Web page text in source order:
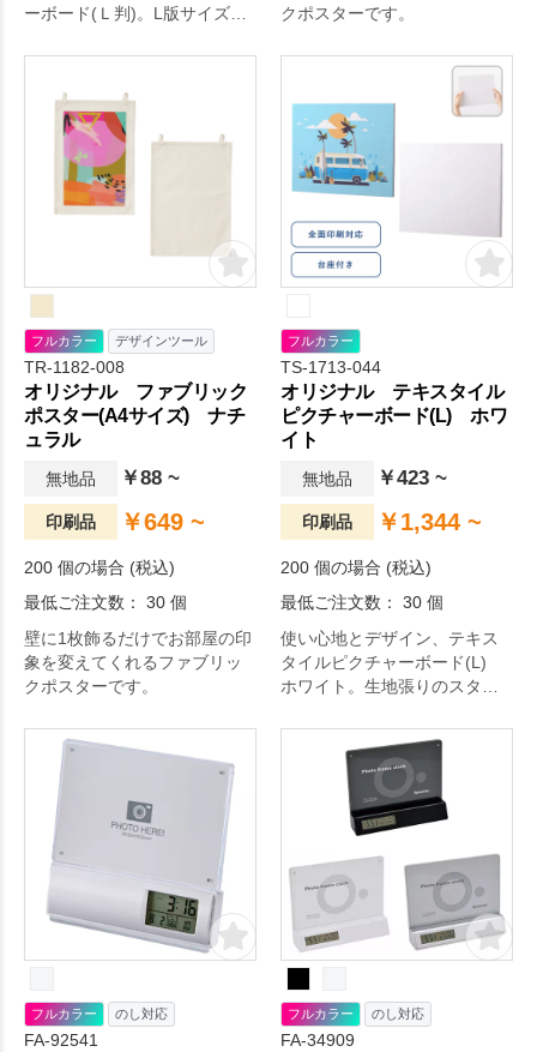
ーボード(Ｌ判)。L版サイズの
クポスターです。
フルカラー デザインツール
TR-1182-008
オリジナル ファブリック
ポスター(A4サイズ) ナチ
ュラル
無地品 ￥88 ~
印刷品 ￥649 ~
200 個の場合 (税込)
最低ご注文数： 30 個
壁に1枚飾るだけでお部屋の印
象を変えてくれるファブリッ
クポスターです。
フルカラー
TS-1713-044
オリジナル テキスタイル
ピクチャーボード(L) ホワ
イト
無地品 ￥423 ~
印刷品 ￥1,344 ~
200 個の場合 (税込)
最低ご注文数： 30 個
使い心地とデザイン、テキス
タイルピクチャーボード(L)
ホワイト。生地張りのスタン
す。裏側に組み立てタイプの
スタンドがついているため、
壁掛けだけでなく棚などに立
てて飾ることができます。
フルカラー のし対応
FA-92541
フルカラー のし対応
FA-34909